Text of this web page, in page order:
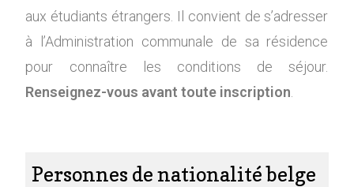
aux étudiants étrangers. Il convient de s’adresser
à l’Administration communale de sa résidence
pour connaître les conditions de séjour.
Renseignez-vous avant toute inscription
Personnes de nationalité belge